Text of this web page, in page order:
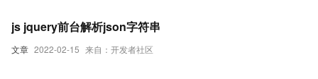
文章 2022-02-15 来自：开发者社区
js jquery前台解析json字符串